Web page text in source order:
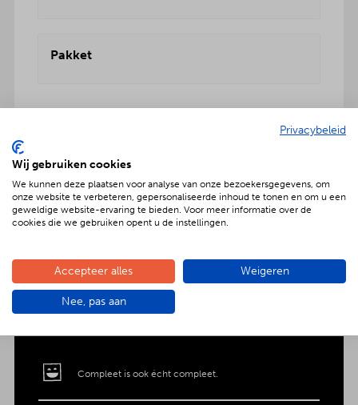
Pakket
Geniet met nóg meer luxe
Verras jouw gezelschap met een extra feestelijke
aankleding op tafel. Voor maar € 2,- per persoon
extra wordt het vlees en de salades in
genieten met nóg meer luxe!
Compleet is ook écht compleet.
Privacybeleid
Wij gebruiken cookies
We kunnen deze plaatsen voor analyse van onze bezoekersgegevens, om
onze website te verbeteren, gepersonaliseerde inhoud te tonen en om u een
geweldige website-ervaring te bieden. Voor meer informatie over de
cookies die we gebruiken opent u de instellingen.
Accepteer alles Weigeren
Nee, pas aan